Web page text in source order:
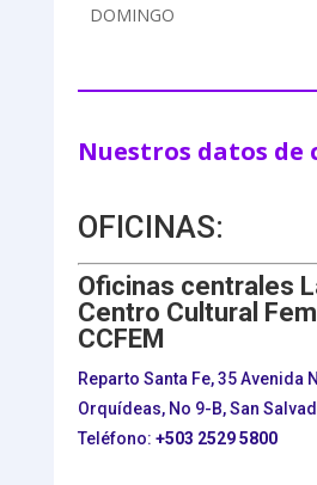
DOMINGO
Nuestros datos de
OFICINAS:
Oficinas centrales
Centro Cultural
CCFEM
Reparto Santa Fe, 35 Avenida
Orquídeas, No 9-B, San
Teléfono: +503 2529 5800